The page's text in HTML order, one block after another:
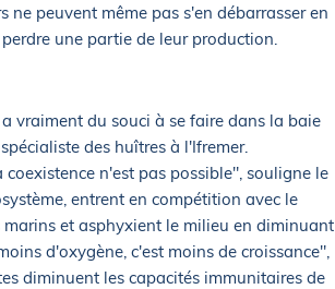
ne peuvent même pas s'en débarrasser en
une partie de leur production.
vraiment du souci à se faire dans la baie
des huîtres à l'Ifremer.
n'est pas possible", souligne le
entrent en compétition avec le
et asphyxient le milieu en diminuant
d'oxygène, c'est moins de croissance",
diminuent les capacités immunitaires de